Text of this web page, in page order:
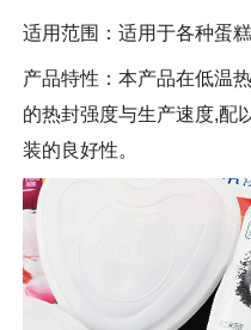
适用范围：适用于各种蛋
产品特性：本产品在低温
的热封强度与生产速度,配
装的良好性。